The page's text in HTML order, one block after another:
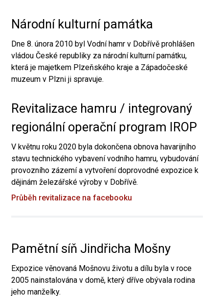
Národní kulturní památka
Dne 8. února 2010 byl Vodní hamr v Dobřívě prohlášen
vládou České republiky za národní kulturní památku,
která je majetkem Plzeňského kraje a Západočeské
muzeum v Plzni ji spravuje.
Revitalizace hamru / integrovaný
regionální operační program IROP
V květnu roku 2020 byla dokončena obnova havarijního
stavu technického vybavení vodního hamru, vybudování
provozního zázemí a vytvoření doprovodné expozice k
dějinám železářské výroby v Dobřívě.
Průběh revitalizace na facebooku
Pamětní síň Jindřicha Mošny
Expozice věnovaná Mošnovu životu a dílu byla v roce
2005 nainstalována v domě, který dříve obývala rodina
jeho manželky.